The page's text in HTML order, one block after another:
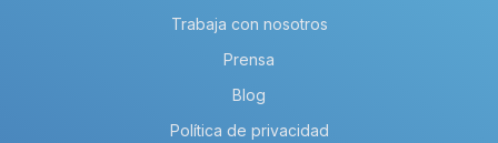
Trabaja con nosotros
Prensa
Blog
Política de privacidad